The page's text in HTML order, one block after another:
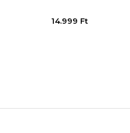
14.999 Ft